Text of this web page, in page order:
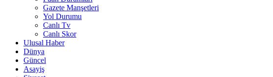
Gazete Manşetleri
Yol Durumu
Canlı Tv
Canlı Skor
Ulusal Haber
Dünya
Güncel
Asayiş